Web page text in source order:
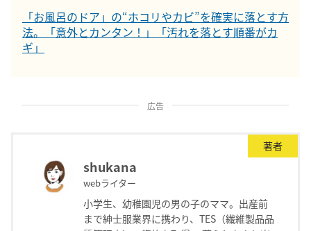
「お風呂のドア」の“ホコリやカビ”を確実に落とす方
法。「意外とカンタン！」「汚れを落とす順番がカ
ギ」
広告
著者
shukana
webライター
小学生、幼稚園児の男の子のママ。出産前
まで紳士服業界に携わり、TES（繊維製品品